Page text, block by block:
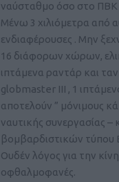
ναύσταθμο όσο στο ΠΒΚ
Μένω 3 χιλιόμετρα από
ενδιαφέρουσες . Μην
16 διάφορων χώρων,
ιπτάμενα ραντάρ και
globmaster III , 1
αποτελούν ” μόνιμους
ναυτικής συνεργασίας
βομβαρδιστικών τύπου
Ουδέν λόγος για την
οφθαλμοφανές.